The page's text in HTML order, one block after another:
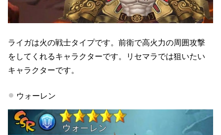
ライガは火の戦士タイプです。前衛で高火力の周囲攻撃
をしてくれるキャラクターです。リセマラでは狙いたい
キャラクターです。
ウォーレン